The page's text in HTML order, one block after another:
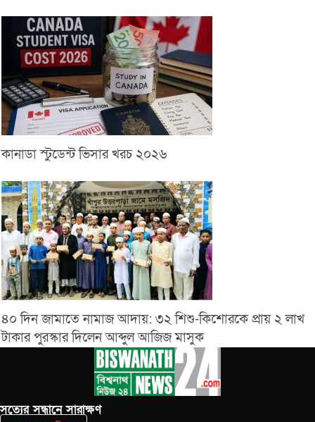
কানাডা স্টুডেন্ট ভিসার খরচ ২০২৬
৪০ দিন জামাতে নামাজ আদায়: ৩২ শিশু-কিশোরকে প্রায় ২ লাখ
টাকার পুরস্কার দিলেন আব্দুল আজিজ মাসুক
সত‌্যের সন্ধানে সারাক্ষণ